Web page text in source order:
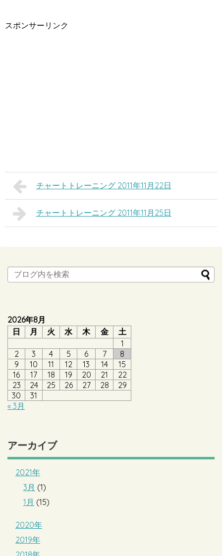
スポンサーリンク
チャートトレーニング 2011年11月22日
チャートトレーニング 2011年11月25日
2026年8月
日
月 火 水 木 金
土
1
2
3 4 5 6 7
8
9
10 11 12 13 14
15
16
17 18 19 20 21
22
23
24 25 26 27 28
29
30
31
« 3月
アーカイブ
2021年
3月 (1)
1月 (15)
2020年
2019年